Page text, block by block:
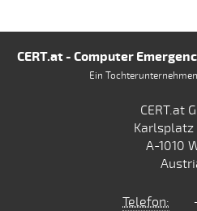
CERT.at - Computer
Ein
CERT.at
A-1010
Telefon: